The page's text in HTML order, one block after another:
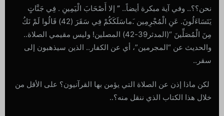
نحن؟؟.. وفي آية مبكرة أيضاً.. ” إلا أَصْحَابَ الْيَمِينِ . فِي جَنَّاتٍ
يَتَسَاءَلُونَ. عَنِ الْمُجْرِمِين .َماسَلَكَكُمْ فِي سَقَرَ (42) قَالُوا لَمْ نَكُ
مِنَ الْمُصَلِّينَ “(المدثر39-42) المصلين! وليس مقيمي الصلاة..
والحديث عن “المجرمين”، أي عن الكفار.. الذين سيذهبون إلى
سقر..
لكن ماذا إذن عن الصلاة التي يؤمن بها القرآنيون؟ على الأقل من
خلال هذا الكتاب الذي ننقل منه؟..